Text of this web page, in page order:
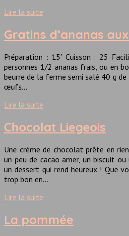
Lire la suite
Gratins d’ananas
Préparation : 15′ Cuisson : 25
personnes 1/2 ananas frais, ou en
beurre de la ferme semi salé 40 g
œufs…
Lire la suite
Chocolat Liegeois
Une crème de chocolat prête en
un peu de cacao amer, un biscuit
un dessert qui rend heureux ! Que
trop bon en…
Lire la suite
La pommée